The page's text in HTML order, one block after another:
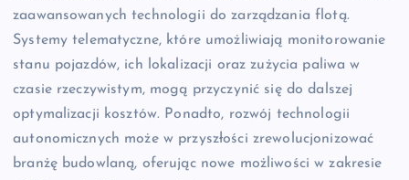
zaawansowanych technologii do zarządzania flotą.
Systemy telematyczne, które umożliwiają monitorowanie
stanu pojazdów, ich lokalizacji oraz zużycia paliwa w
czasie rzeczywistym, mogą przyczynić się do dalszej
optymalizacji kosztów. Ponadto, rozwój technologii
autonomicznych może w przyszłości zrewolucjonizować
branżę budowlaną, oferując nowe możliwości w zakresie